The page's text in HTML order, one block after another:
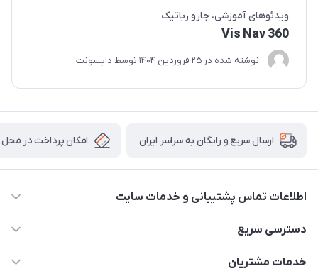
ویدئو‌های آموزشی جارو رباتیک
360 Vis Nav
نوشته شده در 25 فروردین 1404 توسط دایسونت
ارسال سریع و رایگان به سراسر ایران امکان پرداخت در محل
اطلاعات تماس پشتیبانی و خدمات سایت
02122913970 داخلی 219
دسترسی سریع
خانه
خدمات مشتریان